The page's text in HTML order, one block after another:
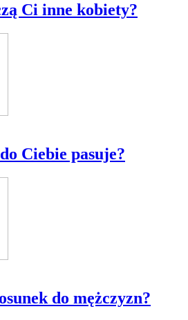
Ci inne kobiety?
Ciebie pasuje?
do mężczyzn?